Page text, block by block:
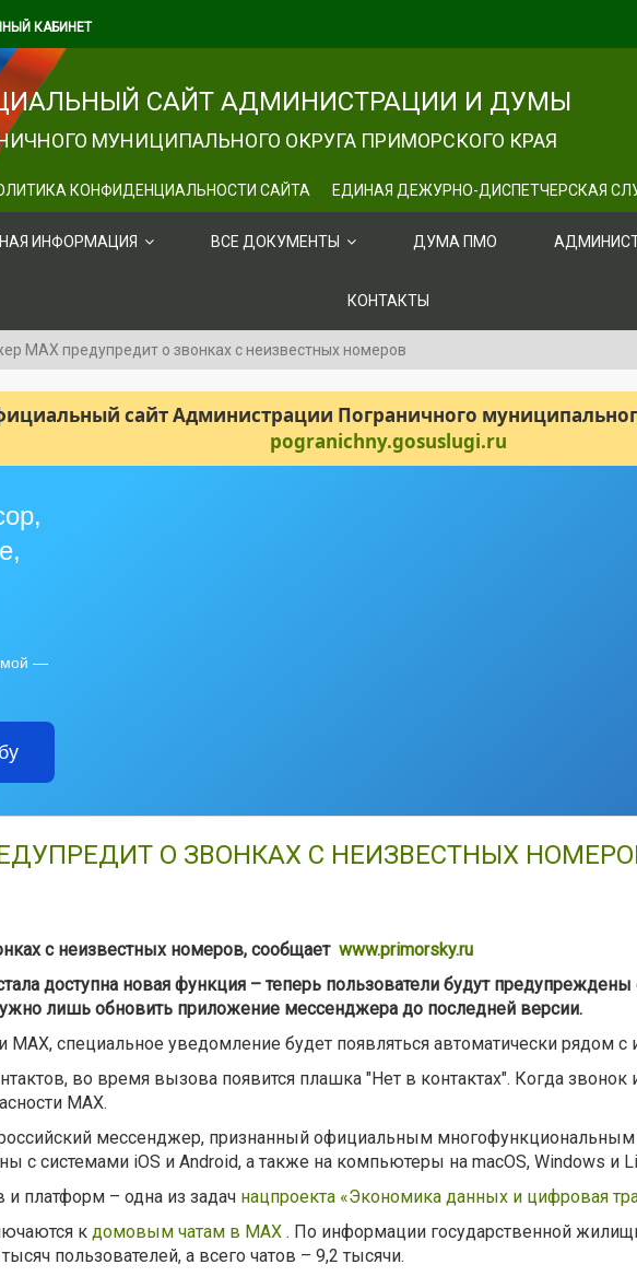
КАБИНЕТ
САЙТ АДМИНИСТРАЦИИ И ДУМЫ
МУНИЦИПАЛЬНОГО ОКРУГА ПРИМОРСКОГО КРАЯ
КОНФИДЕНЦИАЛЬНОСТИ САЙТА ЕДИНАЯ ДЕЖУРНО-ДИСПЕТЧЕРСКАЯ
ИНФОРМАЦИЯ ВСЕ ДОКУМЕНТЫ ДУМА ПМО
КОНТАКТЫ
МАХ предупредит о звонках с неизвестных номеров
сайт Администрации Пограничного
pogranichny.gosuslugi.ru
—
О ЗВОНКАХ С НЕИЗВЕСТНЫХ
с неизвестных номеров, сообщает www.primorsky.ru
доступна новая функция – теперь пользователи будут
лишь обновить приложение мессенджера до последней версии.
МАХ, специальное уведомление будет появляться автоматически рядом
во время вызова появится плашка "Нет в контактах". Когда звонок
МАХ.
мессенджер, признанный официальным
с системами iOS и Android, а также на компьютеры на macOS, Windows и
платформ – одна из задач нацпроекта «Экономика данных и цифровая
к домовым чатам в MAX . По информации государственной
пользователей, а всего чатов – 9,2 тысячи.